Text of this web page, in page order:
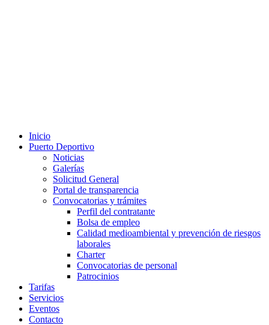
Inicio
Puerto Deportivo
Noticias
Galerías
Solicitud General
Portal de transparencia
Convocatorias y trámites
Perfil del contratante
Bolsa de empleo
Calidad medioambiental y prevención de riesgos
laborales
Charter
Convocatorias de personal
Patrocinios
Tarifas
Servicios
Eventos
Contacto